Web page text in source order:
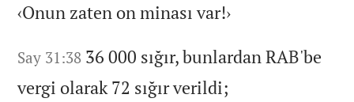
‹Onun zaten on minası var!›
Say 31:38 36 000 sığır,bunlardan RAB'be
vergi olarak 72 sığır verildi;